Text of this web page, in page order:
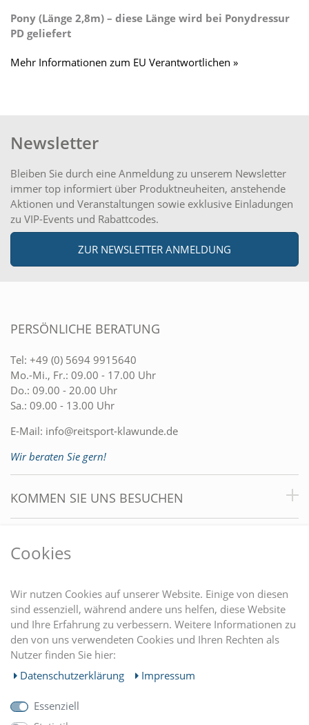
Pony (Länge 2,8m) – diese Länge wird bei Ponydressur
PD geliefert
Mehr Informationen zum EU Verantwortlichen »
Newsletter
Bleiben Sie durch eine Anmeldung zu unserem Newsletter
immer top informiert über Produktneuheiten, anstehende
Aktionen und Veranstaltungen sowie exklusive Einladungen
zu VIP-Events und Rabattcodes.
ZUR NEWSLETTER ANMELDUNG
PERSÖNLICHE BERATUNG
Tel: +49 (0) 5694 9915640
Mo.-Mi., Fr.: 09.00 - 17.00 Uhr
Do.: 09.00 - 20.00 Uhr
Sa.: 09.00 - 13.00 Uhr
E-Mail: info@reitsport-klawunde.de
Wir beraten Sie gern!
KOMMEN SIE UNS BESUCHEN
EINKAUFEN
MEIN KONTO
UNTERNEHMEN
Cookies
Wir nutzen Cookies auf unserer Website. Einige von diesen
sind essenziell, während andere uns helfen, diese Website
und Ihre Erfahrung zu verbessern. Weitere Informationen zu
den von uns verwendeten Cookies und Ihren Rechten als
Nutzer finden Sie hier:
Daten­schutz­erklärung
Impressum
Essenziell